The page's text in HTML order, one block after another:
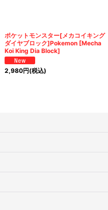
ポケットモンスター[メカコイキング
ダイヤブロック]Pokemon [Mecha
Koi King Dia Block]
2,980円(税込)